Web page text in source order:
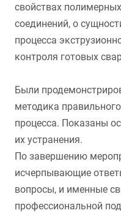
свойствах
соединений, о
процесса
контроля готовых
Были
методика
процесса. Показаны
их устранения.
По завершению
исчерпывающие
вопросы, и именные
профессиональной